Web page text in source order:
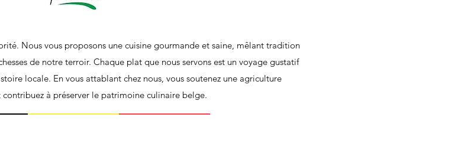
Nous vous proposons une cuisine gourmande et saine, mêlant tradition
de notre terroir. Chaque plat que nous servons est un voyage gustatif
locale. En vous attablant chez nous, vous soutenez une agriculture
contribuez à préserver le patrimoine culinaire belge.